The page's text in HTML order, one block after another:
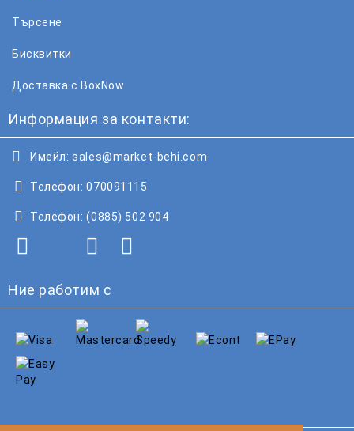
Търсене
Бисквитки
Доставка с BoxNow
Информация за контакти:
Имейл: sales@market-behi.com
Телефон: 070091115
Телефон: (0885) 502 904
Ние работим с